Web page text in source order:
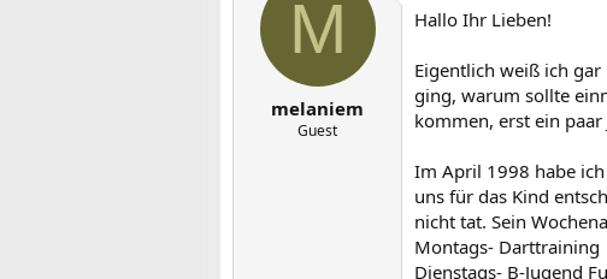
a
M
melaniem
Guest
Hallo Ihr Lieben!
Eigentlich weiß ich
ging, warum sollte
kommen, erst ein paar
Im April 1998 habe
uns für das Kind
nicht tat. Sein
Montags- Darttraining
Dienstags- B-Jugend